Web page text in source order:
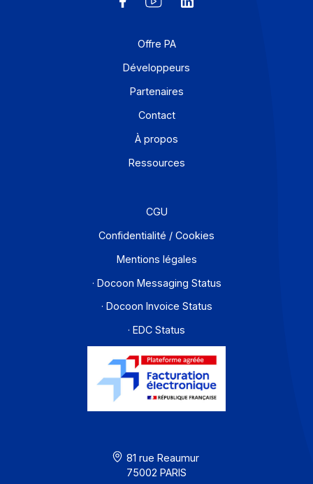
process
Je m'abonne à la newsletter
Offre PA
Développeurs
Contact
À propos
Ressources
Confidentialité / Cookies
Mentions légales
· Docoon Messaging Status
· EDC Status